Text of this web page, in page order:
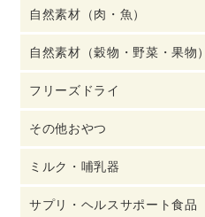
自然素材（肉・魚）
自然素材（穀物・野菜・果物）
フリーズドライ
その他おやつ
ミルク・哺乳器
サプリ・ヘルスサポート食品